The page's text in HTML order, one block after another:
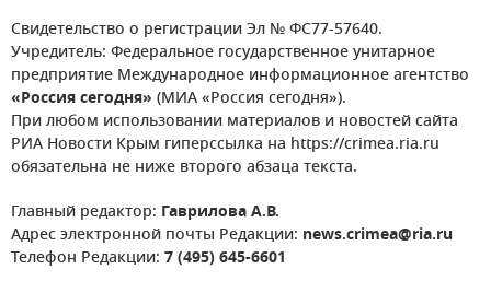
Свидетельство о регистрации Эл № ФС77-57640.
Учредитель: Федеральное государственное унитарное
предприятие Международное информационное агентство
«Россия сегодня» (МИА «Россия сегодня»).
При любом использовании материалов и новостей сайта
РИА Новости Крым гиперссылка на https://crimea.ria.ru
обязательна не ниже второго абзаца текста.
Главный редактор: Гаврилова А.В.
Адрес электронной почты Редакции: news.crimea@ria.ru
Телефон Редакции: 7 (495) 645-6601